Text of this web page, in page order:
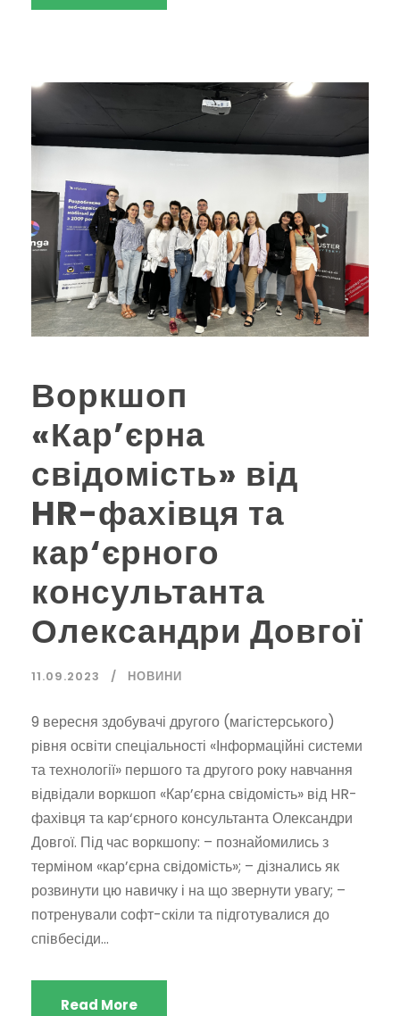
Воркшоп
«Кар’єрна
свідомість» від
HR-фахівця та
кар‘єрного
консультанта
Олександри Довгої
11.09.2023 НОВИНИ
9 вересня здобувачі другого (магістерського)
рівня освіти спеціальності «Інформаційні системи
та технології» першого та другого року навчання
відвідали воркшоп «Кар’єрна свідомість» від HR-
фахівця та кар‘єрного консультанта Олександри
Довгої. Під час воркшопу: – познайомились з
терміном «кар’єрна свідомість»; – дізнались як
розвинути цю навичку і на що звернути увагу; –
потренували софт-скіли та підготувалися до
співбесіди...
Read More